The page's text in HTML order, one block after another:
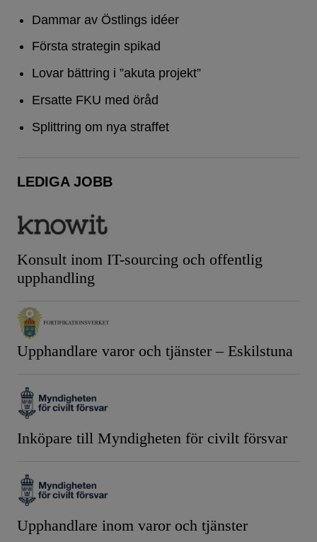
Dammar av Östlings idéer
Första strategin spikad
Lovar bättring i ”akuta projekt”
Ersatte FKU med öråd
Splittring om nya straffet
LEDIGA JOBB
Konsult inom IT-sourcing och offentlig
upphandling
Upphandlare varor och tjänster – Eskilstuna
Inköpare till Myndigheten för civilt försvar
Upphandlare inom varor och tjänster